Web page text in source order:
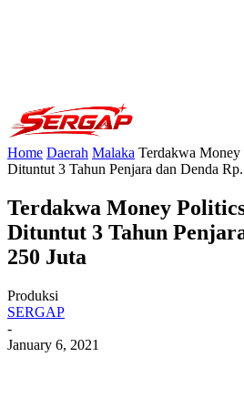
Home Daerah Malaka Terdakwa
Dituntut 3 Tahun Penjara dan Denda
Terdakwa Money
Dituntut 3 Tahun
250 Juta
Produksi
SERGAP
-
January 6, 2021